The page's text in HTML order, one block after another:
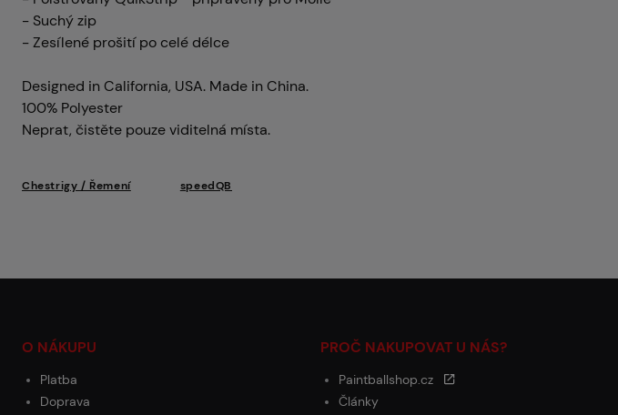
- Suchý zip
- Zesílené prošití po celé délce
Designed in California, USA. Made in China.
100% Polyester
Neprat, čistěte pouze viditelná místa.
Chestrigy / Řemení speedQB
O NÁKUPU
Platba
Doprava
PROČ NAKUPOVAT U NÁS?
Paintballshop.cz
Články